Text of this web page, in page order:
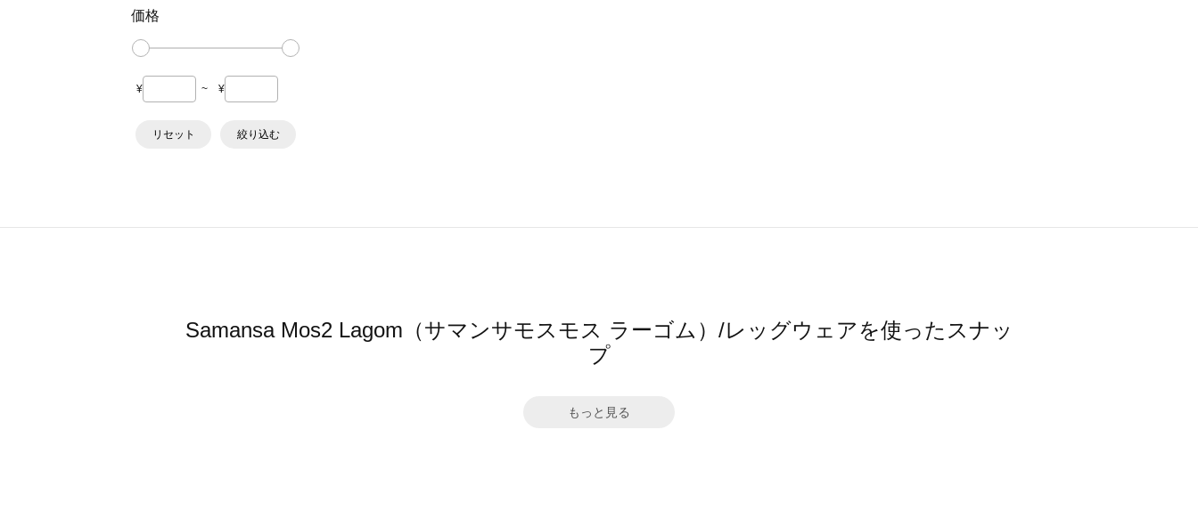
価格
¥ ~ ¥
リセット 絞り込む
Samansa Mos2 Lagom（サマンサモスモス ラーゴム）/レッグウェアを使ったスナッ
プ
もっと見る